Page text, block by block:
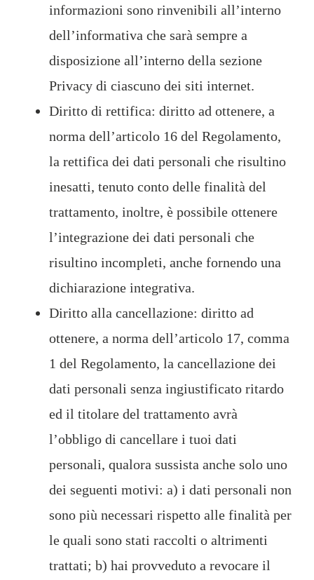
informazioni sono rinvenibili all’interno
dell’informativa che sarà sempre a
disposizione all’interno della sezione
Privacy di ciascuno dei siti internet.
Diritto di rettifica: diritto ad ottenere, a
norma dell’articolo 16 del Regolamento,
la rettifica dei dati personali che risultino
inesatti, tenuto conto delle finalità del
trattamento, inoltre, è possibile ottenere
l’integrazione dei dati personali che
risultino incompleti, anche fornendo una
dichiarazione integrativa.
Diritto alla cancellazione: diritto ad
ottenere, a norma dell’articolo 17, comma
1 del Regolamento, la cancellazione dei
dati personali senza ingiustificato ritardo
ed il titolare del trattamento avrà
l’obbligo di cancellare i tuoi dati
personali, qualora sussista anche solo uno
dei seguenti motivi: a) i dati personali non
sono più necessari rispetto alle finalità per
le quali sono stati raccolti o altrimenti
trattati; b) hai provveduto a revocare il